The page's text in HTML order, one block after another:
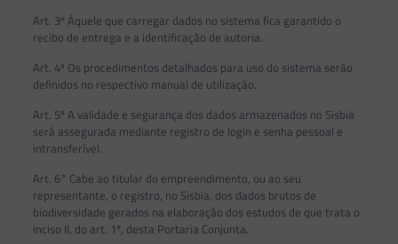
Art. 3º Àquele que carregar dados no sistema fica garantido o
recibo de entrega e a identificação de autoria.
Art. 4º Os procedimentos detalhados para uso do sistema serão
definidos no respectivo manual de utilização.
Art. 5º A validade e segurança dos dados armazenados no Sisbia
será assegurada mediante registro de login e senha pessoal e
intransferível.
Art. 6° Cabe ao titular do empreendimento, ou ao seu
representante, o registro, no Sisbia, dos dados brutos de
biodiversidade gerados na elaboração dos estudos de que trata o
inciso II, do art. 1º, desta Portaria Conjunta.